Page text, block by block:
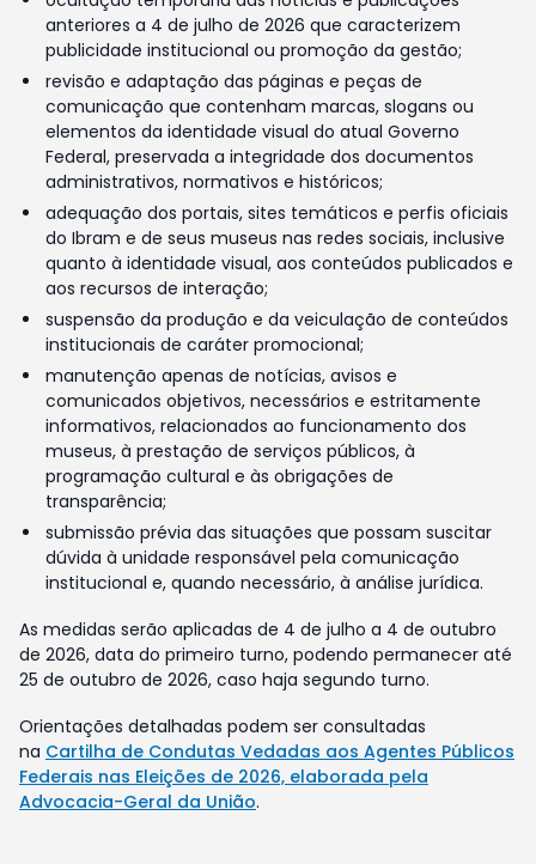
anteriores a 4 de julho de 2026 que caracterizem
publicidade institucional ou promoção da gestão;
revisão e adaptação das páginas e peças de
comunicação que contenham marcas, slogans ou
elementos da identidade visual do atual Governo
Federal, preservada a integridade dos documentos
administrativos, normativos e históricos;
adequação dos portais, sites temáticos e perfis oficiais
do Ibram e de seus museus nas redes sociais, inclusive
quanto à identidade visual, aos conteúdos publicados e
aos recursos de interação;
suspensão da produção e da veiculação de conteúdos
institucionais de caráter promocional;
manutenção apenas de notícias, avisos e
comunicados objetivos, necessários e estritamente
informativos, relacionados ao funcionamento dos
museus, à prestação de serviços públicos, à
programação cultural e às obrigações de
transparência;
submissão prévia das situações que possam suscitar
dúvida à unidade responsável pela comunicação
institucional e, quando necessário, à análise jurídica.
As medidas serão aplicadas de 4 de julho a 4 de outubro
de 2026, data do primeiro turno, podendo permanecer até
25 de outubro de 2026, caso haja segundo turno.
Orientações detalhadas podem ser consultadas
na Cartilha de Condutas Vedadas aos Agentes Públicos
Federais nas Eleições de 2026, elaborada pela
Advocacia-Geral da União.